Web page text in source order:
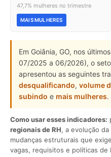
47,7% mulheres no trimestre
MAIS MULHERES
Em Goiânia, GO, nos
07/2025 a 06/2026), o
apresentou as seguintes
desqualificando, volume
subindo e mais mulheres.
Como usar esses indicadores:
regionais de RH, a evolução
mudanças estruturais que
vagas, requisitos e políticas de